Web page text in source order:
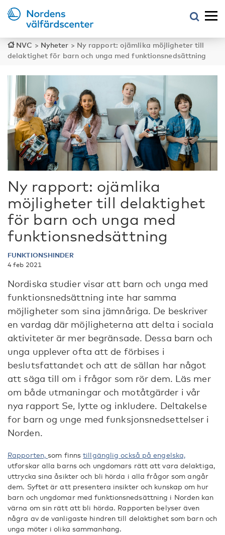
NVC > Nyheter > Ny rapport: ojämlika möjligheter till
delaktighet för barn och unga med funktionsnedsättning
Ny rapport: ojämlika
möjligheter till delaktighet
för barn och unga med
funktionsnedsättning
FUNKTIONSHINDER
4 feb 2021
Nordiska studier visar att barn och unga med
funktionsnedsättning inte har samma
möjligheter som sina jämnåriga. De beskriver
en vardag där möjligheterna att delta i sociala
aktiviteter är mer begränsade. Dessa barn och
unga upplever ofta att de förbises i
beslutsfattandet och att de sällan har något
att säga till om i frågor som rör dem. Läs mer
om både utmaningar och motåtgärder i vår
nya rapport Se, lytte og inkludere. Deltakelse
for barn og unge med funksjonsnedsettelser i
Norden.
Rapporten, som finnstillgänglig också på engelska,
utforskar alla barns och ungdomars rätt att vara delaktiga,
uttrycka sina åsikter och bli hörda i alla frågor som angår
dem. Syftet är att presentera insikter och kunskap om hur
barn och ungdomar med funktionsnedsättning i Norden kan
värna om sin rätt att bli hörda. Rapporten belyser även
några av de vanligaste hindren till delaktighet som barn och
unga möter i olika sammanhang.